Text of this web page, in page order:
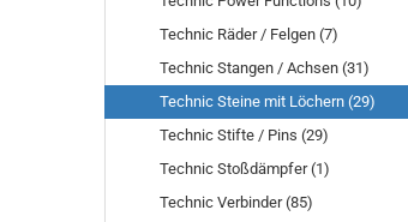
Technic Räder / Felgen (7)
Technic Stangen / Achsen (31)
Technic Steine mit Löchern (29)
Technic Stifte / Pins (29)
Technic Stoßdämpfer (1)
Technic Verbinder (85)